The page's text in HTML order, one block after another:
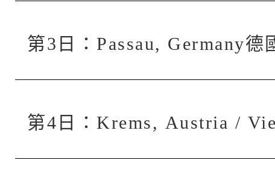
第3日：Passau, Germany德
第4日：Krems, Austria /